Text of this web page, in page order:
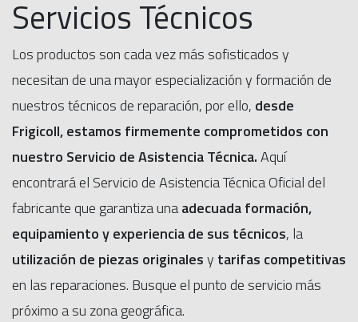
Servicios Técnicos
Los productos son cada vez más sofisticados y
necesitan de una mayor especialización y formación de
nuestros técnicos de reparación, por ello, desde
Frigicoll, estamos firmemente comprometidos con
nuestro Servicio de Asistencia Técnica.Aquí
encontrará el Servicio de Asistencia Técnica Oficial del
fabricante que garantiza unaadecuada formación,
equipamiento y experiencia de sus técnicos, la
utilización de piezas originalesy tarifas competitivas
en las reparaciones. Busque el punto de servicio más
próximo a su zona geográfica.